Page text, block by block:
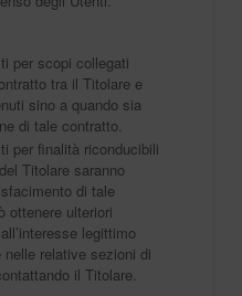
per scopi collegati
tra il Titolare e
sino a quando sia
di tale contratto.
per finalità riconducibili
Titolare saranno
di tale
ottenere ulteriori
legittimo
relative sezioni di
il Titolare.